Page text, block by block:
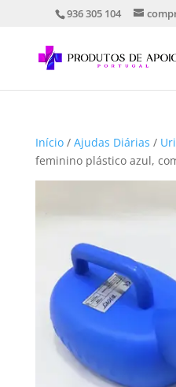
936 305 104
Início/ Ajudas Diárias /
feminino plástico azul,